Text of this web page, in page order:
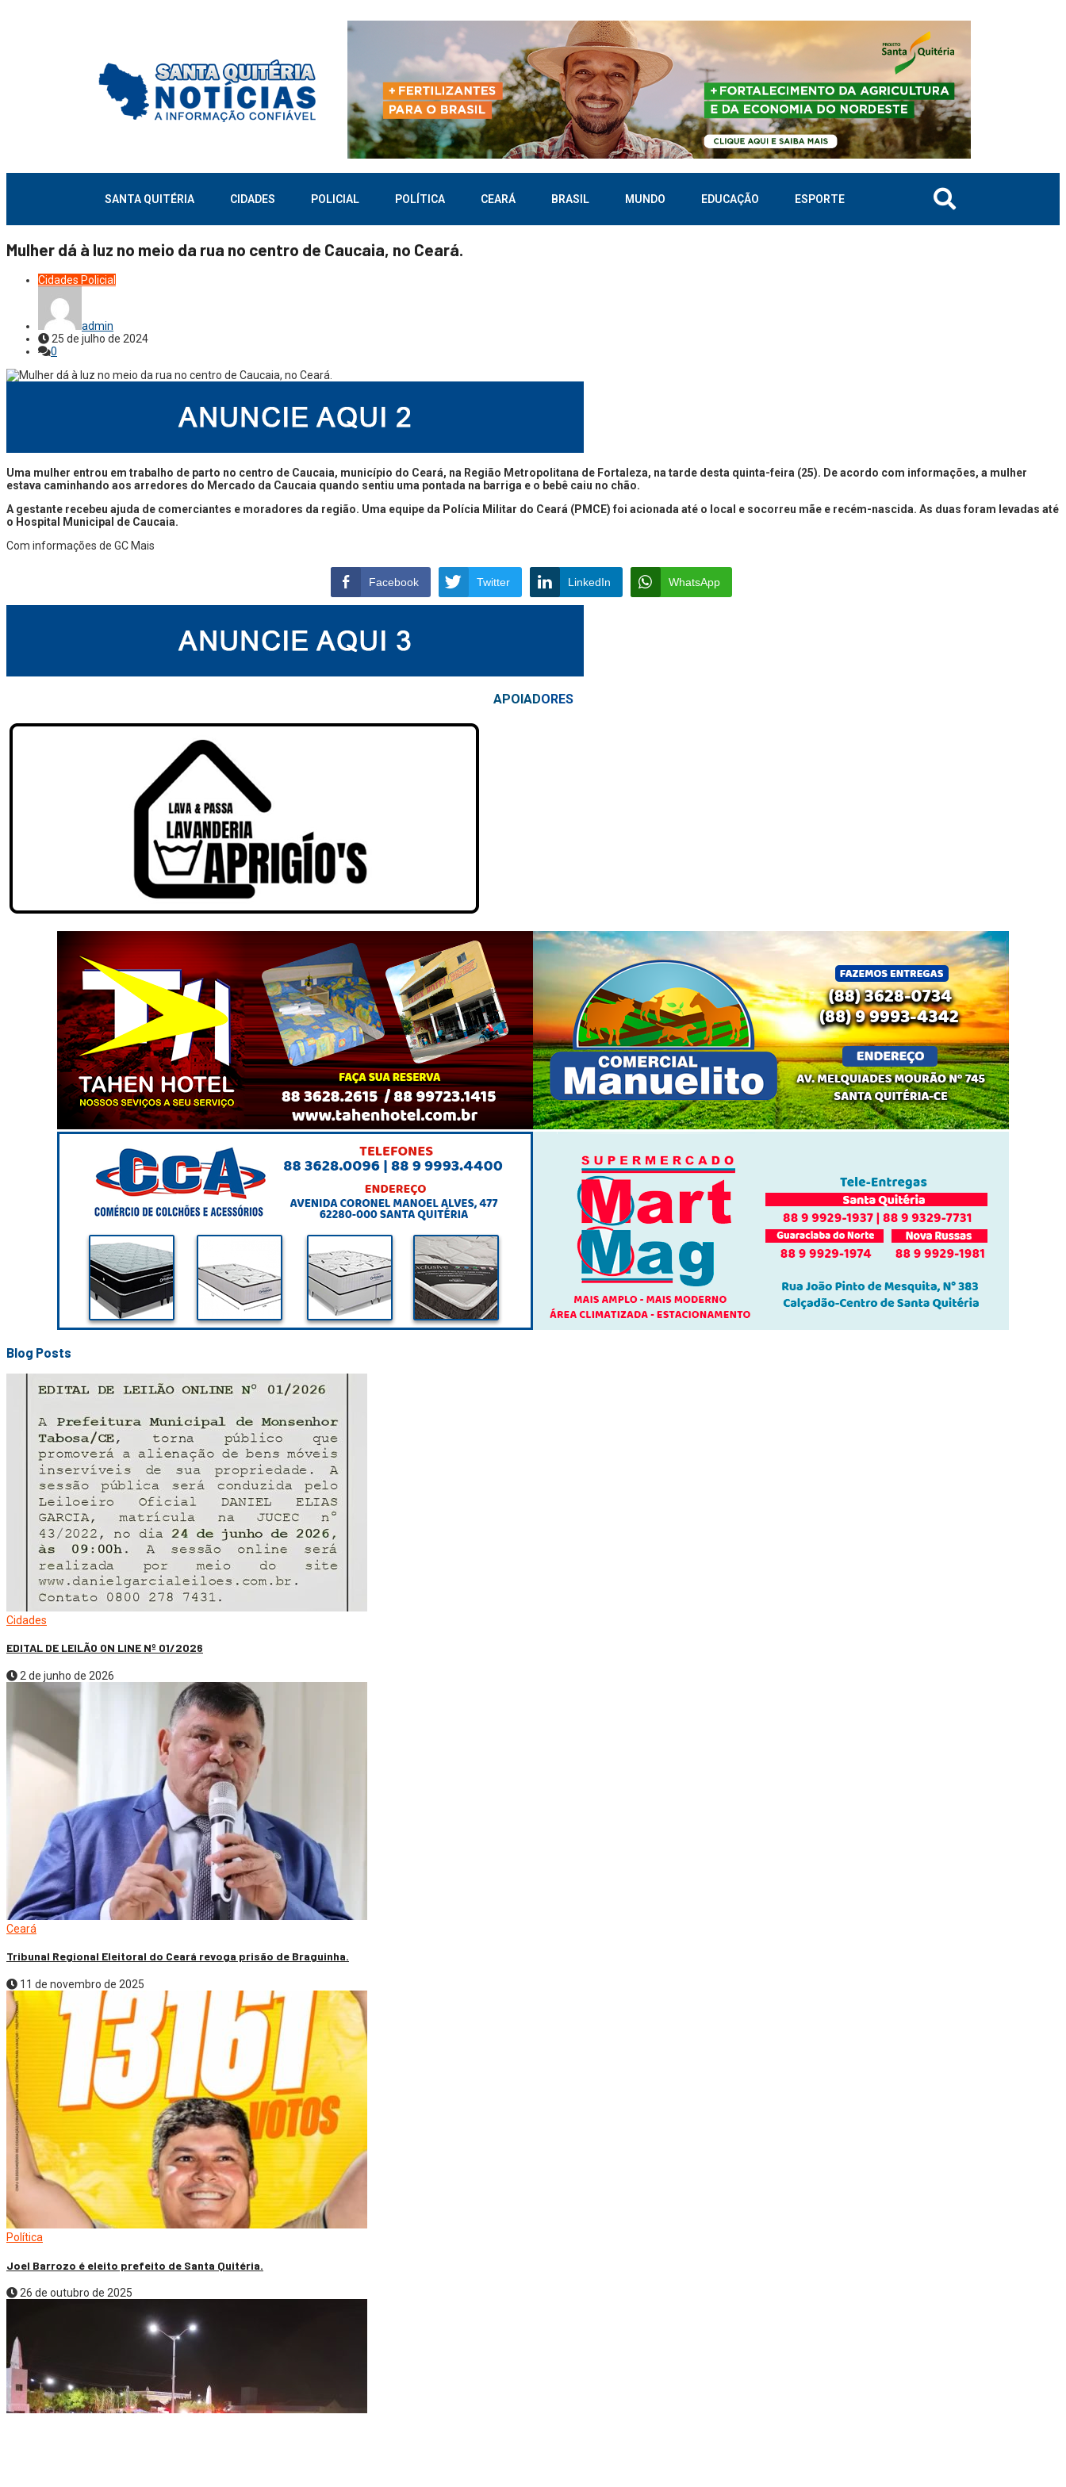
SANTA QUITÉRIA CIDADES POLICIAL POLÍTICA CEARÁ BRASIL MUNDO EDUCAÇÃO ESPORTE
Mulher dá à luz no meio da rua no centro de Caucaia, no Ceará.
Cidades Policial
admin
25 de julho de 2024
0
Uma mulher entrou em trabalho de parto no centro de Caucaia, município do Ceará, na Região Metropolitana de Fortaleza, na tarde desta quinta-feira (25). De acordo com informações, a mulher
estava caminhando aos arredores do Mercado da Caucaia quando sentiu uma pontada na barriga e o bebê caiu no chão.
A gestante recebeu ajuda de comerciantes e moradores da região. Uma equipe da Polícia Militar do Ceará (PMCE) foi acionada até o local e socorreu mãe e recém-nascida. As duas foram levadas até
o Hospital Municipal de Caucaia.
Com informações de GC Mais
Facebook Twitter LinkedIn WhatsApp
APOIADORES
Blog Posts
Cidades
EDITAL DE LEILÃO ON LINE Nº 01/2026
2 de junho de 2026
Ceará
Tribunal Regional Eleitoral do Ceará revoga prisão de Braguinha.
11 de novembro de 2025
Política
Joel Barrozo é eleito prefeito de Santa Quitéria.
26 de outubro de 2025